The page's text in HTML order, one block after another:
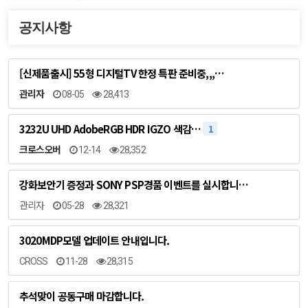
공지사항
[신제품출시] 55형 디지털TV 한정 특판 준비중,,,…
관리자 08-05 28,413
3232U UHD AdobeRGB HDR IGZO 색감… 1
크로스오버 12-14 28,352
강화보안기 증정과 SONY PSP경품 이벤트를 실시합니…
관리자 05-28 28,321
3020MDP모델 업데이트 안내입니다.
CROSS 11-28 28,315
추석맞이 공동구매 마감합니다.